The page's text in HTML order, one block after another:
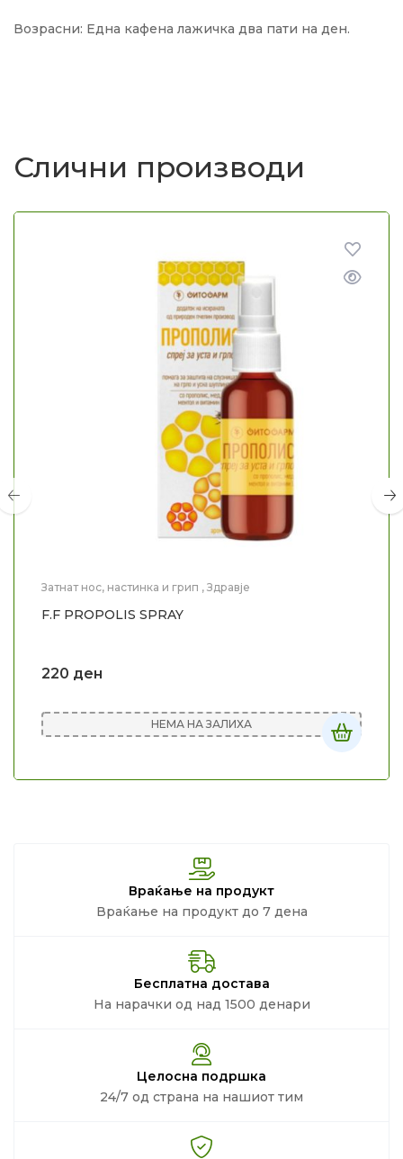
Возрасни: Една кафена лажичка два пати на ден.
Слични производи
Затнат нос, настинка и грип , Здравје
F.F PROPOLIS SPRAY
220 ден
НЕМА НА ЗАЛИХА
Враќање на продукт
Враќање на продукт до 7 дена
Бесплатна достава
На нарачки од над 1500 денари
Целосна подршка
24/7 од страна на нашиот тим